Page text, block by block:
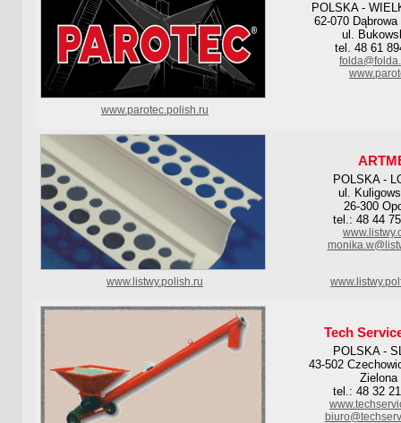
POLSKA -
62-070
ul.
tel. 48 61
www.parotec.polish.ru
POLSKA -
ul.
26-300
tel.: 48 44
www.listwy.polish.ru
Tech
POLSKA -
43-502
Zielona
tel.: 48 32